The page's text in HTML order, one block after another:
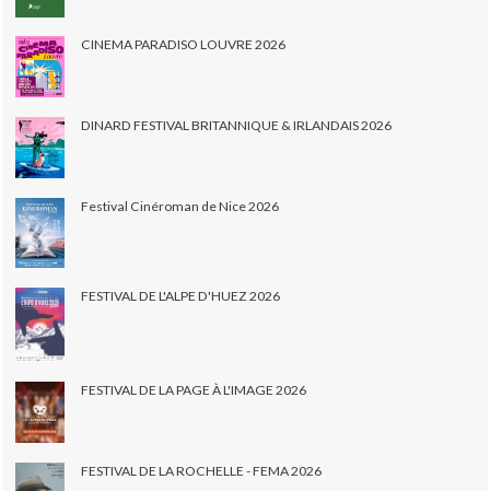
CINEMA PARADISO LOUVRE 2026
DINARD FESTIVAL BRITANNIQUE & IRLANDAIS 2026
Festival Cinéroman de Nice 2026
FESTIVAL DE L'ALPE D'HUEZ 2026
FESTIVAL DE LA PAGE À L'IMAGE 2026
FESTIVAL DE LA ROCHELLE - FEMA 2026